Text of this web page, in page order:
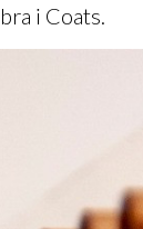
i Coats.